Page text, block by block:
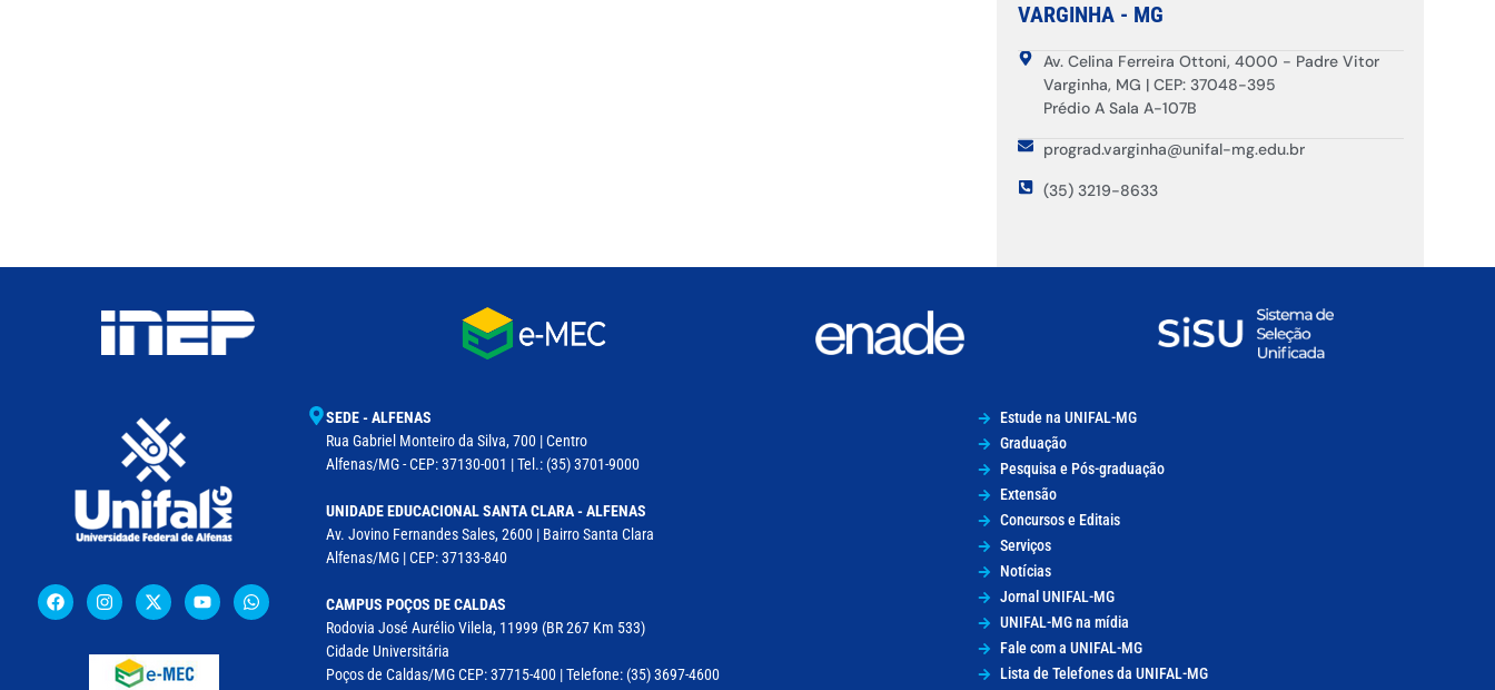
VARGINHA - MG
Av. Celina Ferreira Ottoni, 4000 - Padre Vitor
Varginha, MG | CEP: 37048-395
Prédio A Sala A-107B
prograd.varginha@unifal-mg.edu.br
(35) 3219-8633
SEDE - ALFENAS
Rua Gabriel Monteiro da Silva, 700 | Centro
Alfenas/MG - CEP: 37130-001 | Tel.: (35) 3701-9000
UNIDADE EDUCACIONAL SANTA CLARA - ALFENAS
Av. Jovino Fernandes Sales, 2600 | Bairro Santa Clara
Alfenas/MG | CEP: 37133-840
CAMPUS POÇOS DE CALDAS
Rodovia José Aurélio Vilela, 11999 (BR 267 Km 533)
Cidade Universitária
Poços de Caldas/MG CEP: 37715-400 | Telefone: (35) 3697-4600
Estude na UNIFAL-MG
Graduação
Pesquisa e Pós-graduação
Extensão
Concursos e Editais
Serviços
Notícias
Jornal UNIFAL-MG
UNIFAL-MG na mídia
Fale com a UNIFAL-MG
Lista de Telefones da UNIFAL-MG